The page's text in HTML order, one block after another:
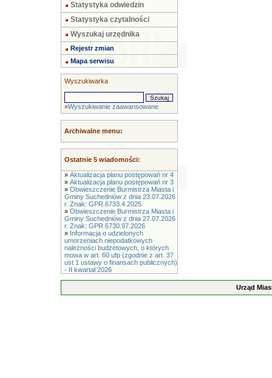
Statystyka odwiedzin
Statystyka czytalności
Wyszukaj urzędnika
Rejestr zmian
Mapa serwisu
Wyszukiwarka
»Wyszukiwanie zaawansowane
Archiwalne menu:
Ostatnie 5 wiadomości:
» Aktualizacja planu postępowań nr 4
» Aktualizacja planu postępowań nr 3
» Obwieszczenie Burmistrza Miasta i
Gminy Suchedniów z dnia 23.07.2026
r. Znak: GPR.6733.4.2025
» Obwieszczenie Burmistrza Miasta i
Gminy Suchedniów z dnia 27.07.2026
r. Znak: GPR.6730.97.2026
» Informacja o udzielonych
umorzeniach niepodatkowych
należności budżetowych, o których
mowa w art. 60 ufp (zgodnie z art. 37
ust 1 ustawy o finansach publicznych)
- II kwartał 2026
Urząd